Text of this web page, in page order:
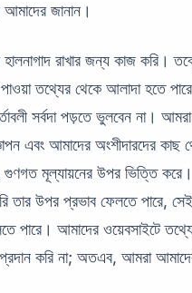
আমাদের জানান।
রাখার জন্য কাজ করি। তবে,
পাওয়া তথ্যের থেকে আলাদা হতে
শর্তাবলী সর্বদা পড়তে ভুলবেন না।
এবং আমাদের অংশীদারদের
গুণগত মূল্যায়নের উপর ভিত্তি
করি তার উপর প্রভাব ফেলতে
পারে। আমাদের ওয়েবসাইটে
প্রদান করি না; অতএব, আমরা